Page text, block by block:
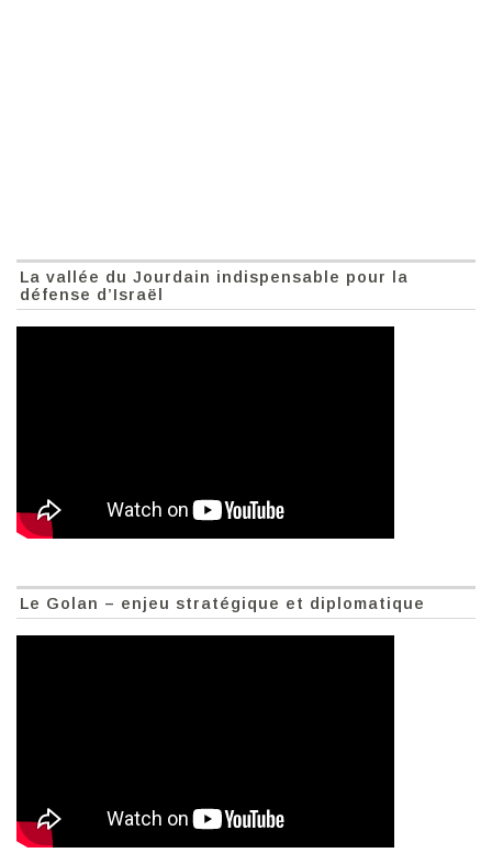
La vallée du Jourdain indispensable pour la
défense d’Israël
Le Golan – enjeu stratégique et diplomatique